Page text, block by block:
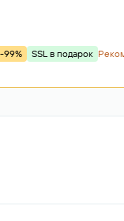
-99% SSL в подарок